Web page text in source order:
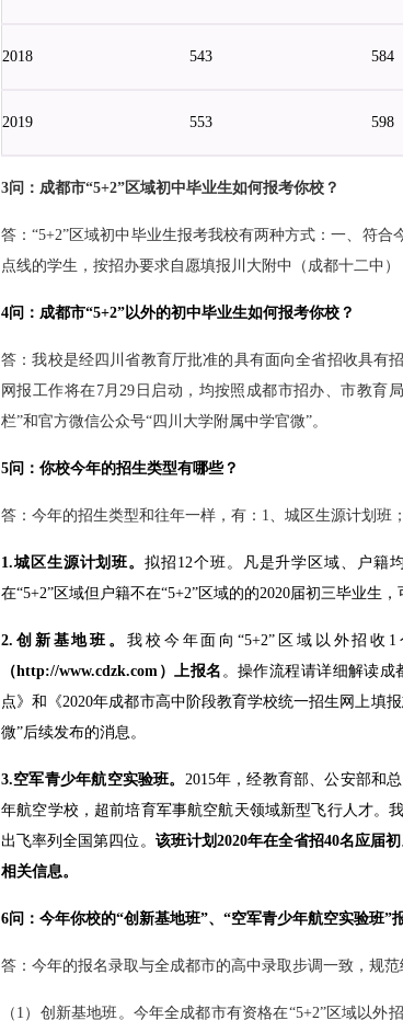
2018 543 584
2019 553 598
3问：成都市“5+2”区域初中毕业生如何报考你校？
答 ：“5+2” 区域初中毕业生报考我校有两种方式：一、符
点线的学生，按招办要求自愿填报川大附中（成都十二中）
4问：成都市“5+2”以外的初中毕业生如何报考你校？
答 ：我校是经四川省教育厅批准的具有面向全省招收具有
网报工作将在7月29 日启动 ，均按照成都市招办、市教育
栏”和官方微信公众号“四川大学附属中学官微”。
5问：你校今年的招生类型有哪些？
答 ： 今年的招生类型和往年一样，有： 1、城区生源计划班；
1.城区生源计划班。拟招12个班。凡是升学区域、户籍
在“5+2”区域但户籍不在“5+2”区域的的2020届初三毕业生
2.创新基地班。 我校今年面向“5+2”区域以外招收1
（http://www.cdzk.com）上报名 。操作流程请详细解读成
点》和《2020年成都市高中阶段教育学校统一招生网上填
微”后续发布的消息。
3.空军青少年航空实验班。 2015年，经教育部、公安部和
年航空学校，超前培育军事航空航天领域新型飞行人才。
出飞率列全国第四位。 该班计划2020年在全省招40名应届
相关信息。
6问：今年你校的“创新基地班”、“空军青少年航空实验班”
答 ： 今年的报名录取与全成都市的高中录取步调一致，规范
（ 1 ）创新基地班。今年全成都市有资格在“5+2”区域以外